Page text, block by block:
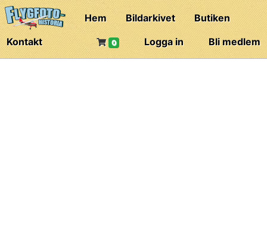
Hem Bildarkivet
Butiken
Kontakt
Bli medlem
Logga in
0